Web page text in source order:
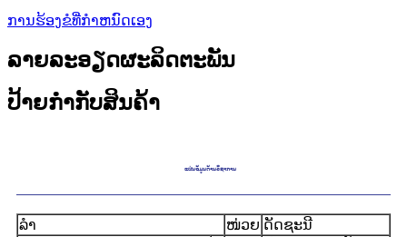
ການຮ້ອງຂໍທີ່ກໍາຫນົດເອງ
ລາຍລະອຽດຜະລິດຕະພັນ
ປ້າຍກຳກັບສິນຄ້າ
ແຜ່ນຂໍ້ມູນດ້ານວິຊາການ
ລໍາ ໜ່ວຍ ດັດຊະນີ